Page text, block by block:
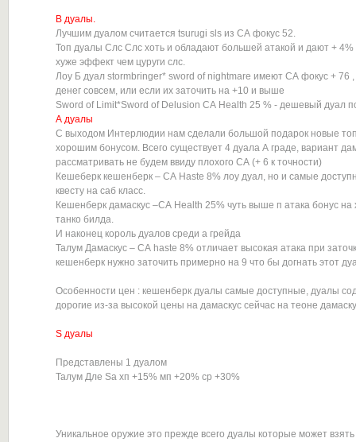
B дуалы.
Лучшим дуалом считается tsurugi sls из СА фокус 52.
Топ дуалы Слс Слс хоть и обладают большей атакой и дают + 4%
хуже эффект чем цуруги слс.
Лоу Б дуал stormbringer* sword of nightmare имеют СА фокус + 76
денег совсем, или если их заточить на +10 и выше
Sword of Limit*Sword of Delusion СА Health 25 % - дешевый дуал
А дуалы
С выходом Интерлюдии нам сделали большой подарок новые
хорошим бонусом. Всего существует 4 дуала А граде, вариант
рассматривать не будем ввиду плохого СА (+ 6 к точности)
Кешеберк кешенберк – СА Haste 8% лоу дуал, но и самые
квесту на саб класс.
Кешенберк дамаскус –СА Health 25% чуть выше п атака бонус на
танко билда.
И наконец король дуалов среди а грейда
Талум Дамаскус – СА haste 8% отличает высокая атака при
кешенберк нужно заточить примерно на 9 что бы догнать этот
Особенности цен : кешенберк дуалы самые доступные, дуалы
дорогие из-за высокой цены на дамаскус сейчас на теоне
S дуалы
Представлены 1 дуалом
Талум Дле Sa хп +15% мп +20% cp +30%
Уникальное оружие это прежде всего дуалы которые может